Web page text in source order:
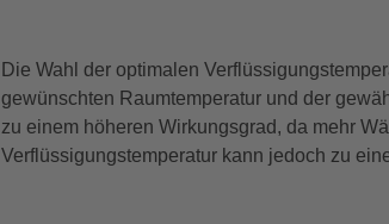
Die Wahl der optimalen
gewünschten Raumtemperatur und der
zu einem höheren Wirkungsgrad, da mehr
Verflüssigungstemperatur kann jedoch zu